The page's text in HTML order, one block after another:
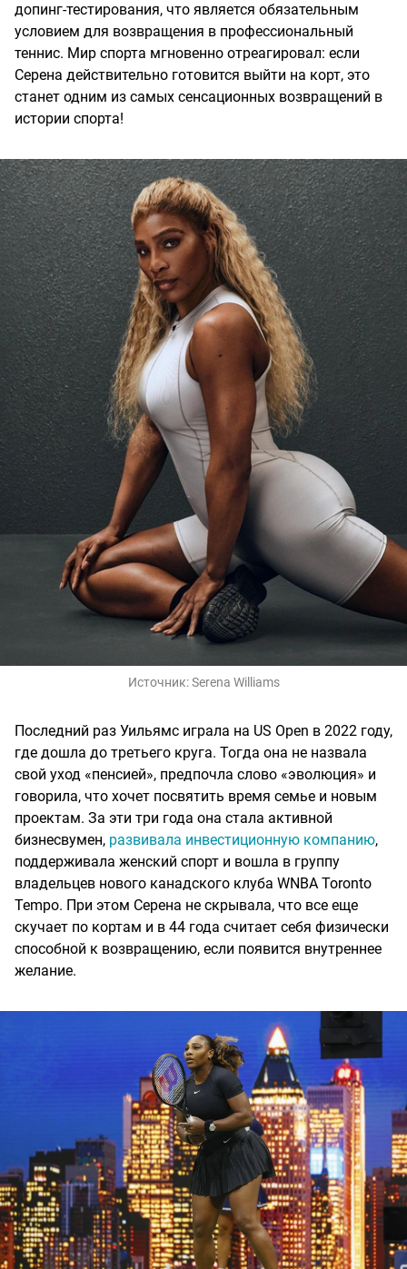
допинг-тестирования, что является обязательным
условием для возвращения в профессиональный
теннис. Мир спорта мгновенно отреагировал: если
Серена действительно готовится выйти на корт, это
станет одним из самых сенсационных возвращений в
истории спорта!
Источник:Serena Williams
Последний раз Уильямс играла на US Open в 2022 году,
где дошла до третьего круга. Тогда она не назвала
свой уход «пенсией», предпочла слово «эволюция» и
говорила, что хочет посвятить время семье и новым
проектам. За эти три года она стала активной
бизнесвумен, развивала инвестиционную компанию,
поддерживала женский спорт и вошла в группу
владельцев нового канадского клуба WNBA Toronto
Tempo. При этом Серена не скрывала, что все еще
скучает по кортам и в 44 года считает себя физически
способной к возвращению, если появится внутреннее
желание.